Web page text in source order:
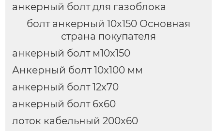
анкерный болт для газоблока
болт анкерный 10х150 Основная
страна покупателя
анкерный болт м10х150
Анкерный болт 10x100 мм
анкерный болт 12x70
анкерный болт 6х60
лоток кабельный 200х60